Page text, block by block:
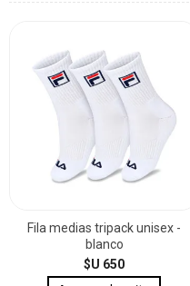
Fila medias tripack unisex -
blanco
$U 650